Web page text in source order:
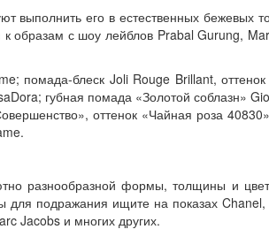
его в естественных бежевых
образам с шоу лейблов Prabal Gurung,
блеск Joli Rouge Brillant,
губная помада «Золотой соблазн»
оттенок «Чайная роза
разнообразной формы, толщины и
подражания ищите на показах
Jacobs и многих других.